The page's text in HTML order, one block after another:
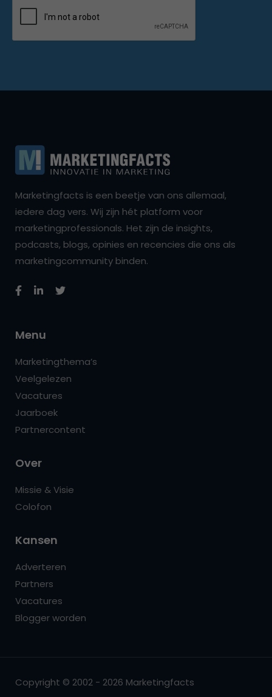
Marketingfacts is een beetje van ons allemaal,
iedere dag vers. Wij zijn hét platform voor
marketingprofessionals. Het zijn de insights,
podcasts, blogs, opinies en recencies die ons als
marketingcommunity binden.
Menu
Marketingthema’s
Veelgelezen
Vacatures
Jaarboek
Partnercontent
Over
Missie & Visie
Colofon
Kansen
Adverteren
Partners
Vacatures
Blogger worden
Copyright © 2002 - 2026 Marketingfacts